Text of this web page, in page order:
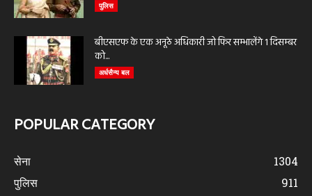
पुलिस
बीएसएफ के एक अनूठे अधिकारी जो फिर सम्भालेंगे 1 दिसम्बर
को...
अर्धसैन्य बल
POPULAR CATEGORY
सेना
1304
पुलिस
911